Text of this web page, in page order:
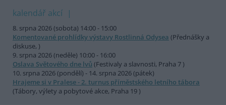
kalendář akcí
8. srpna 2026 (sobota) 14:00 - 15:00
Komentované prohlídky výstavy Rostlinná Odysea (Přednášky a
diskuse, )
9. srpna 2026 (neděle) 10:00 - 16:00
Oslava Světového dne lvů (Festivaly a slavnosti, Praha 7 )
10. srpna 2026 (pondělí) - 14. srpna 2026 (pátek)
Hrajeme si v Pralese - 2. turnus příměstského letního tábora
(Tábory, výlety a pobytové akce, Praha 19 )